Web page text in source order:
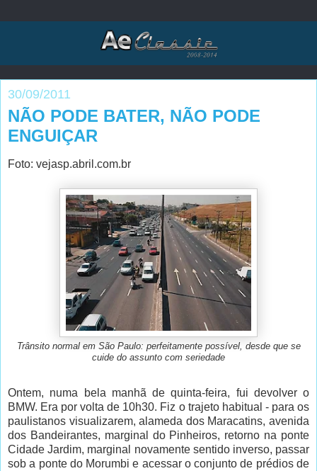
30/09/2011
NÃO PODE BATER, NÃO PODE
ENGUIÇAR
Foto: vejasp.abril.com.br
Trânsito normal em São Paulo: perfeitamente possível, desde que se
cuide do assunto com seriedade
Ontem, numa bela manhã de quinta-feira, fui devolver o
BMW. Era por volta de 10h30. Fiz o trajeto habitual - para os
paulistanos visualizarem, alameda dos Maracatins, avenida
dos Bandeirantes, marginal do Pinheiros, retorno na ponte
Cidade Jardim, marginal novamente sentido inverso, passar
sob a ponte do Morumbi e acessar o conjunto de prédios de